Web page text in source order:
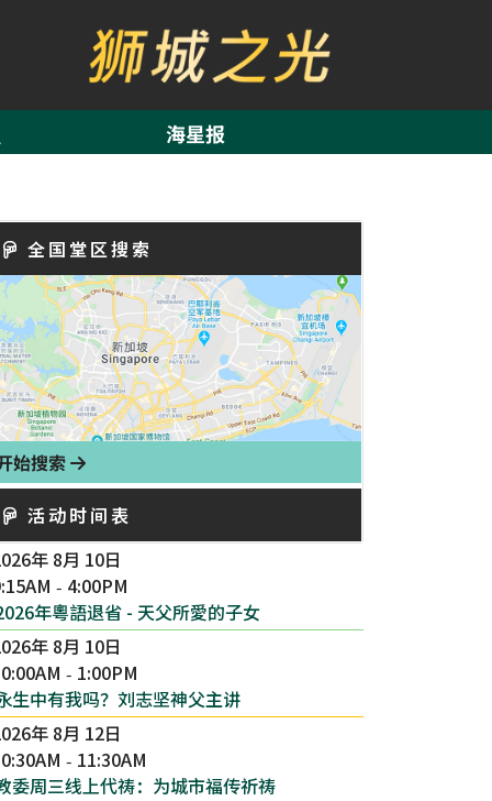
海星报
全国堂区搜索
始搜索
活动时间表
年 8月 10日
- 4:00PM
年粵語退省 - 天父所愛的子女
年 8月 10日
- 1:00PM
生中有我吗？刘志坚神父主讲
年 8月 12日
- 11:30AM
委周三线上代祷：为城市福传祈祷